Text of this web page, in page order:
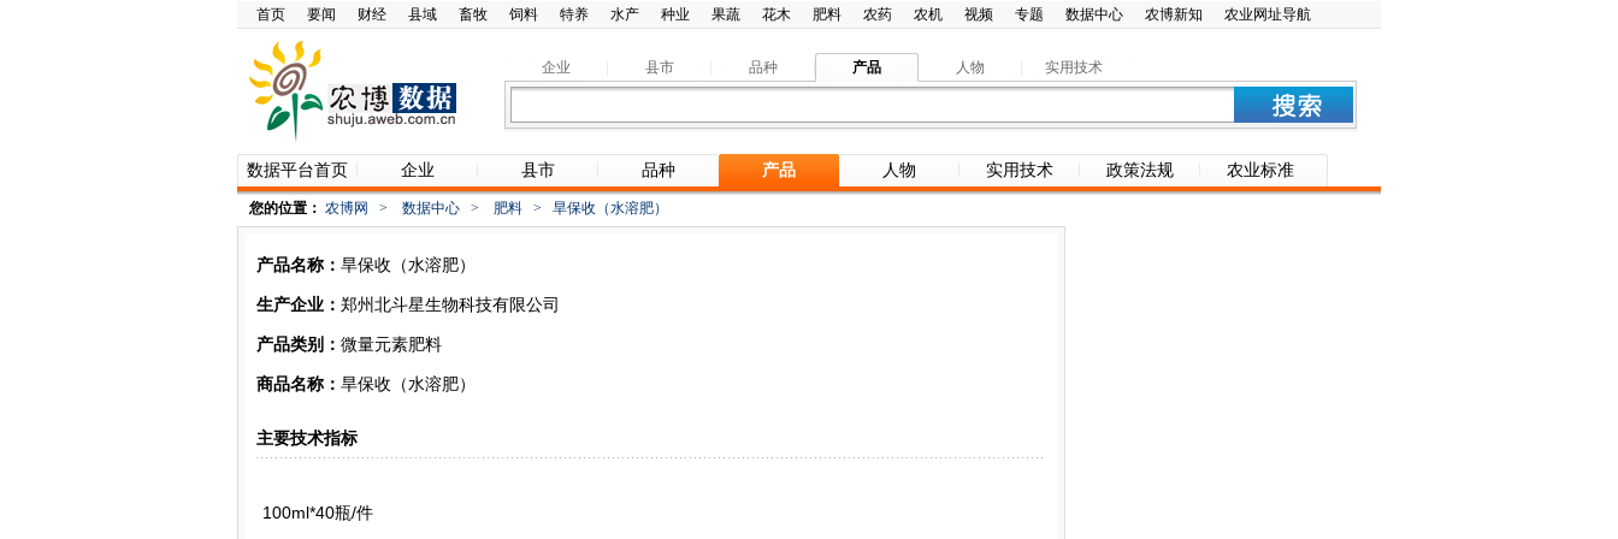
首页 要闻 财经 县域 畜牧 饲料 特养 水产 种业 果蔬 花木 肥料 农药 农机 视频 专题 数据中心 农博新知 农业网址导航
企业 县市 品种 产品 人物 实用技术
数据平台首页 企业 县市 品种 产品 人物 实用技术 政策法规 农业标准
您的位置： 农博网 > 数据中心 > 肥料 > 旱保收（水溶肥）
产品名称： 旱保收（水溶肥）
生产企业： 郑州北斗星生物科技有限公司
产品类别： 微量元素肥料
商品名称： 旱保收（水溶肥）
主要技术指标
100ml*40瓶/件